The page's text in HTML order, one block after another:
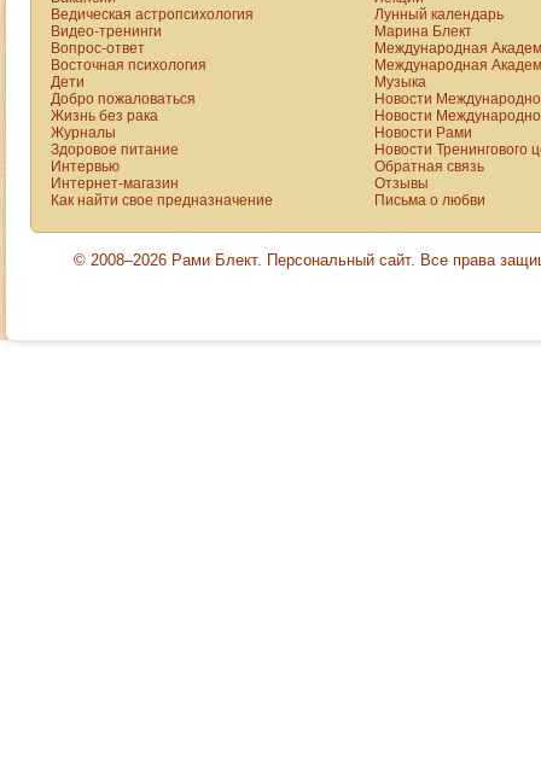
Ведическая астропсихология
Видео-тренинги
Вопрос-ответ
Восточная психология
Дети
Добро пожаловаться
Жизнь без рака
Журналы
Здоровое питание
Интервью
Интернет-магазин
Как найти свое предназначение
Лунный календарь
Марина Блект
Международная
Международная
Музыка
Новости
Новости
Новости Рами
Новости Тренингового
Обратная связь
Отзывы
Письма о любви
© 2008–2026 Рами Блект. Персональный сайт. Все права